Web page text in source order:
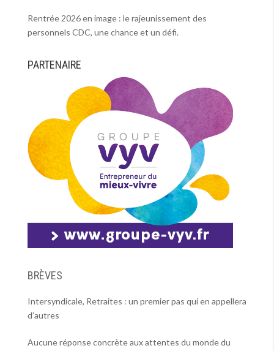
Rentrée 2026 en image : le rajeunissement des
personnels CDC, une chance et un défi.
PARTENAIRE
BRÈVES
Intersyndicale, Retraites : un premier pas qui en appellera
d’autres
Aucune réponse concrète aux attentes du monde du